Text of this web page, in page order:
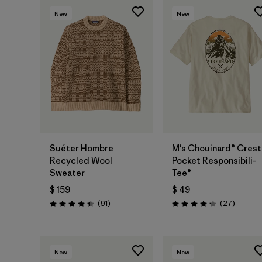
New
Suéter Hombre
Recycled Wool
Sweater
$ 159
Valoración: 4.5 / 5
(91Comentarios
)
New
M's Chouinard® Crest
Pocket Responsibili-
Tee®
$ 49
Valoración: 4.2 / 5
(27)
New New